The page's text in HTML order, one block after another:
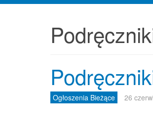
Ogłoszenia Bieżące 26